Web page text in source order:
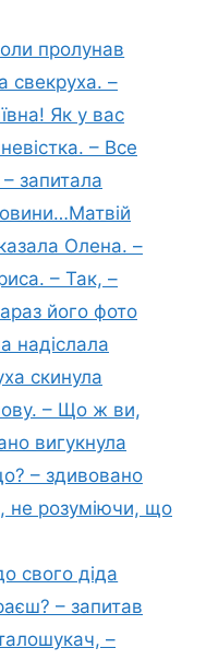
пролунав
свекруха. –
Як у вас
– Все
запитала
Олена. –
– Так, –
його фото
надіслала
скинула
– Що ж ви,
вигукнула
– здивовано
не розуміючи, що
свого діда
– запитав
–